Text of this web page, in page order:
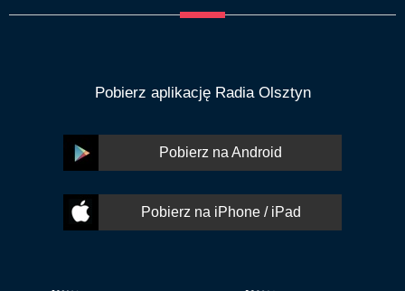
Pobierz aplikację Radia Olsztyn
Pobierz na Android
Pobierz na iPhone / iPad